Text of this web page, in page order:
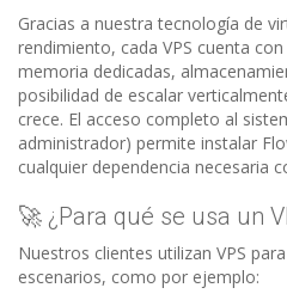
Gracias a nuestra tecnología de
rendimiento, cada VPS cuenta con
memoria dedicadas,
posibilidad de escalar
crece. El acceso completo al
administrador) permite instalar
cualquier dependencia necesaria
🚀 ¿Para qué se usa un
Nuestros clientes utilizan VPS
escenarios, como por ejemplo: